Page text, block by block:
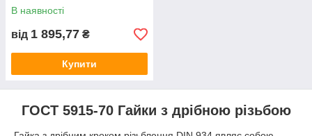
В наявності
від 1 895,77 ₴
Купити
ГОСТ 5915-70 Гайки з дрібною різьбою